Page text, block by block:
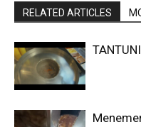
RELATED ARTICLES